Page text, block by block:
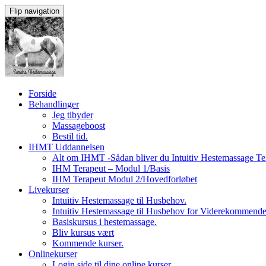
Flip navigation
VidereForside
Behandlinger
Jeg tibyder
Massageboost
Bestil tid.
IHMT Uddannelsen
Alt om IHMT -Sådan bliver du Intuitiv Hestemassage
IHM Terapeut – Modul 1/Basis
IHM Terapeut Modul 2/Hovedforløbet
Livekurser
Intuitiv Hestemassage til Husbehov.
Intuitiv Hestemassage til Husbehov for Viderekommende
Basiskursus i hestemassage.
Bliv kursus vært
Kommende kurser.
Onlinekurser